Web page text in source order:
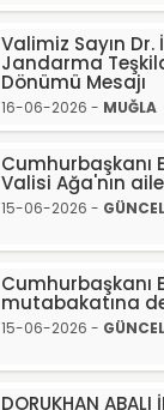
Valimiz Sayın Dr.
Jandarma
Dönümü Mesajı
16-06-2026 - MUĞLA
Cumhurbaşkanı
Valisi Ağa'nın
15-06-2026 - GÜNCEL
Cumhurbaşkanı
mutabakatına
15-06-2026 - GÜNCEL
DORUKHAN ABALI